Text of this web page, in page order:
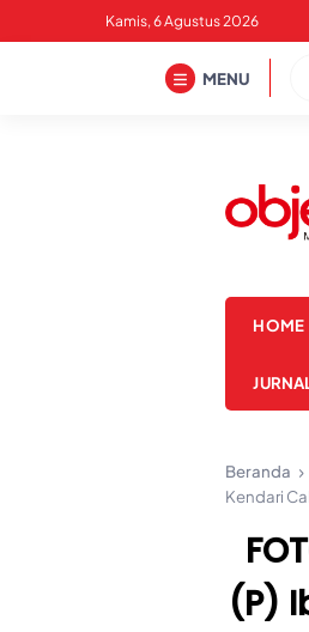
to
Kamis, 6 Agustus 2026
MENU
HOME
Beranda
Kendari
(P)